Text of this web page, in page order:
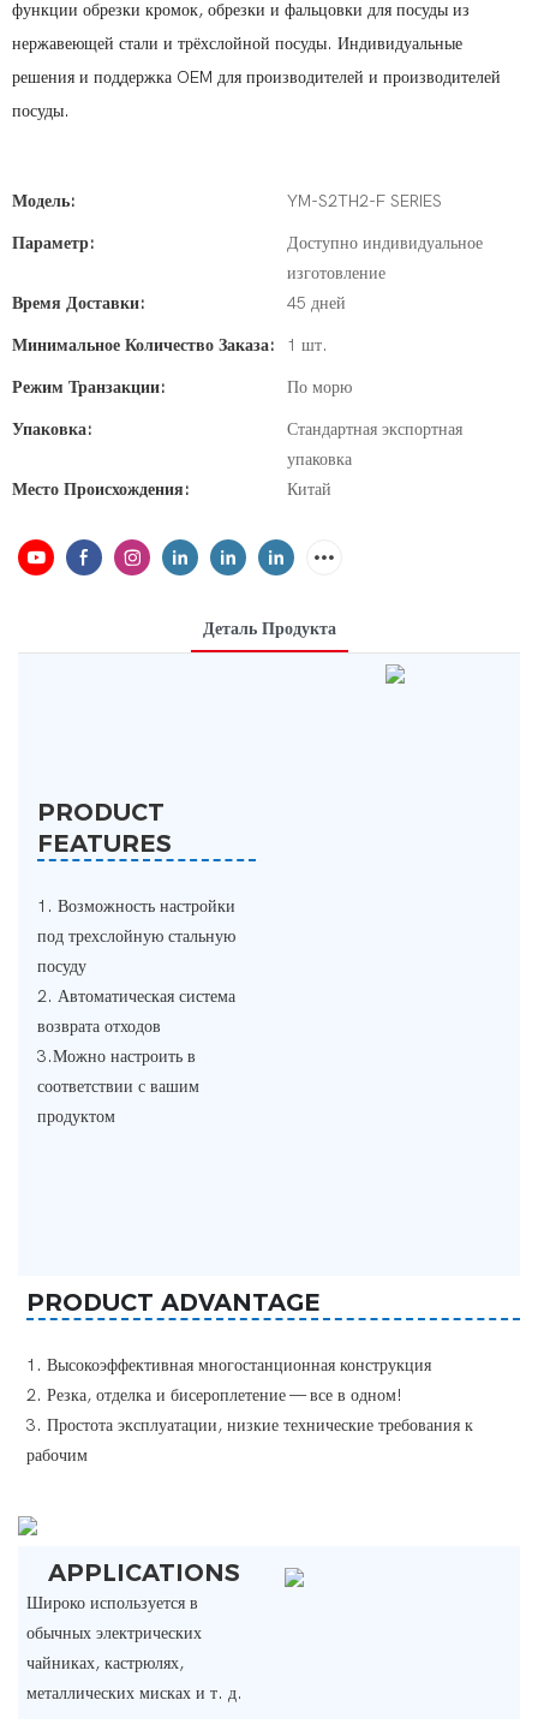
функции обрезки кромок, обрезки и фальцовки для посуды из
нержавеющей стали и трёхслойной посуды. Индивидуальные
решения и поддержка OEM для производителей и производителей
посуды.
Модель: YM-S2TH2-F SERIES
Параметр:
Доступно индивидуальное
изготовление
Время Доставки:
45 дней
Минимальное Количество Заказа: 1 шт.
Режим Транзакции: По морю
Упаковка:
Стандартная экспортная
упаковка
Место Происхождения:
Китай
Деталь Продукта
PRODUCT
FEATURES
1. Возможность настройки
под трехслойную стальную
посуду
2. Автоматическая система
возврата отходов
3.Можно настроить в
соответствии с вашим
продуктом
PRODUCT ADVANTAGE
1. Высокоэффективная многостанционная конструкция
2. Резка, отделка и бисероплетение— все в одном!
3. Простота эксплуатации, низкие технические требования к
рабочим
APPLICATIONS
Широко используется в
обычных электрических
чайниках, кастрюлях,
металлических мисках и т. д.